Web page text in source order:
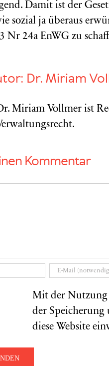
Damit ist der
sozial ja überaus
Nr 24a EnWG zu
Dr. Miriam
Miriam Vollmer ist
Kommentar
Mit der Nutzung
der Speicherung
diese Website